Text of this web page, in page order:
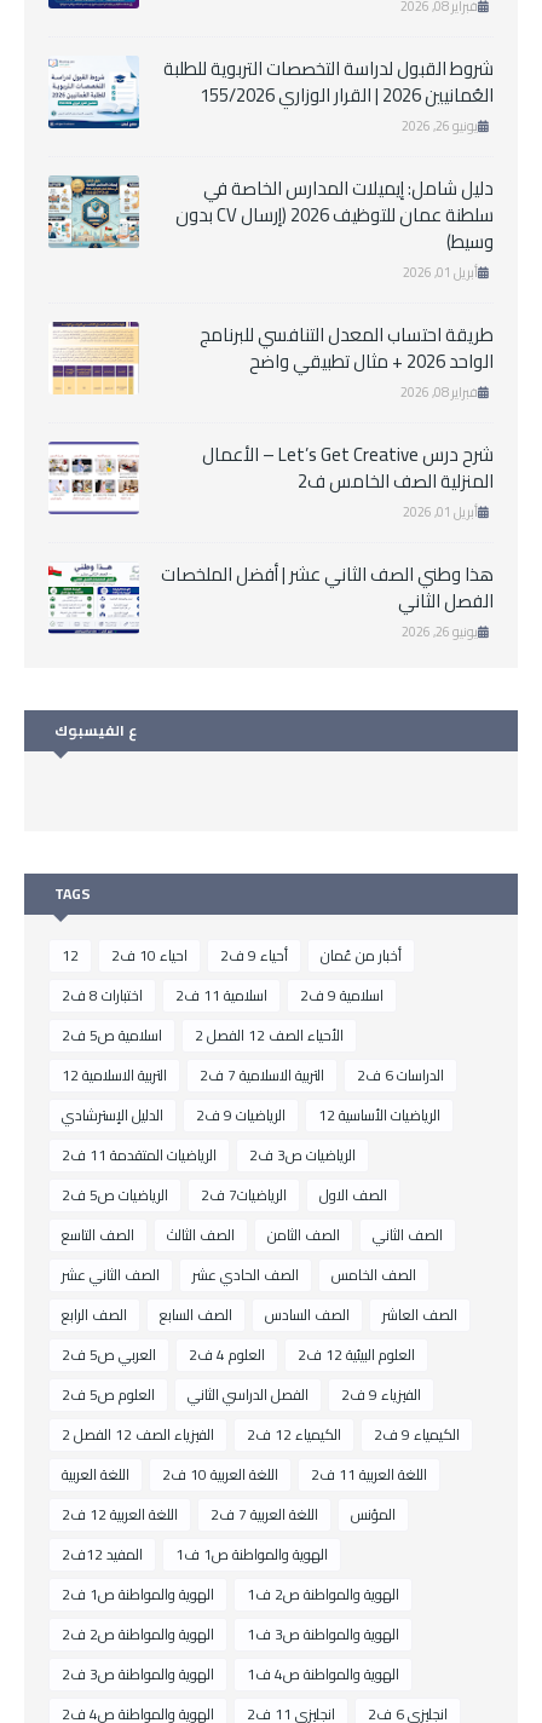
فبراير 08, 2026
شروط القبول لدراسة التخصصات التربوية للطلبة
العُمانيين 2026 | القرار الوزاري 155/2026
يونيو 26, 2026
دليل شامل: إيميلات المدارس الخاصة في
سلطنة عمان للتوظيف 2026 (إرسال CV بدون
وسيط)
أبريل 01, 2026
طريقة احتساب المعدل التنافسي للبرنامج
الواحد 2026 + مثال تطبيقي واضح
فبراير 08, 2026
شرح درس Let’s Get Creative – الأعمال
المنزلية الصف الخامس ف2
أبريل 01, 2026
هذا وطني الصف الثاني عشر | أفضل الملخصات
الفصل الثاني
يونيو 26, 2026
ع الفيسبوك
TAGS
12 احياء 10 ف2 أحياء 9 ف2
أخبار من عُمان
اختبارات 8 ف2
اسلامية 11 ف2
اسلامية 9 ف2
اسلامية ص5 ف2
الأحياء الصف 12 الفصل 2
التربية الاسلامية 12
التربية الاسلامية 7 ف2
الدراسات 6 ف2
الدليل الإسترشادي
الرياضيات 9 ف2
الرياضيات الأساسية 12
الرياضيات المتقدمة 11 ف2
الرياضيات ص3 ف2
الرياضيات ص5 ف2
الرياضيات7 ف2
الصف الاول
الصف التاسع
الصف الثالث الصف الثامن
الصف الثاني
الصف الثاني عشر
الصف الحادي عشر
الصف الخامس
الصف الرابع
الصف السابع الصف السادس
الصف العاشر
العربي ص5 ف2
العلوم 4 ف2
العلوم البيئية 12 ف2
العلوم ص5 ف2
الفصل الدراسي الثاني
الفيزياء 9 ف2
الفيزياء الصف 12 الفصل 2
الكيمياء 12 ف2
الكيمياء 9 ف2
اللغة العربية
اللغة العربية 10 ف2
اللغة العربية 11 ف2
اللغة العربية 12 ف2
اللغة العربية 7 ف2
المؤنس
المفيد 12ف2
الهوية والمواطنة ص1 ف1
الهوية والمواطنة ص1 ف2
الهوية والمواطنة ص2 ف1
الهوية والمواطنة ص2 ف2
الهوية والمواطنة ص3 ف1
الهوية والمواطنة ص3 ف2
الهوية والمواطنة ص4 ف1
الهوية والمواطنة ص4 ف2
انجليزي 11 ف2
انجليزي 6 ف2